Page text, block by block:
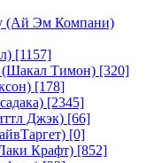
(Ай Эм Компани)
[1157]
(Шакал Тимон) [320]
[178]
[2345]
Джэк) [66]
[0]
Крафт) [852]